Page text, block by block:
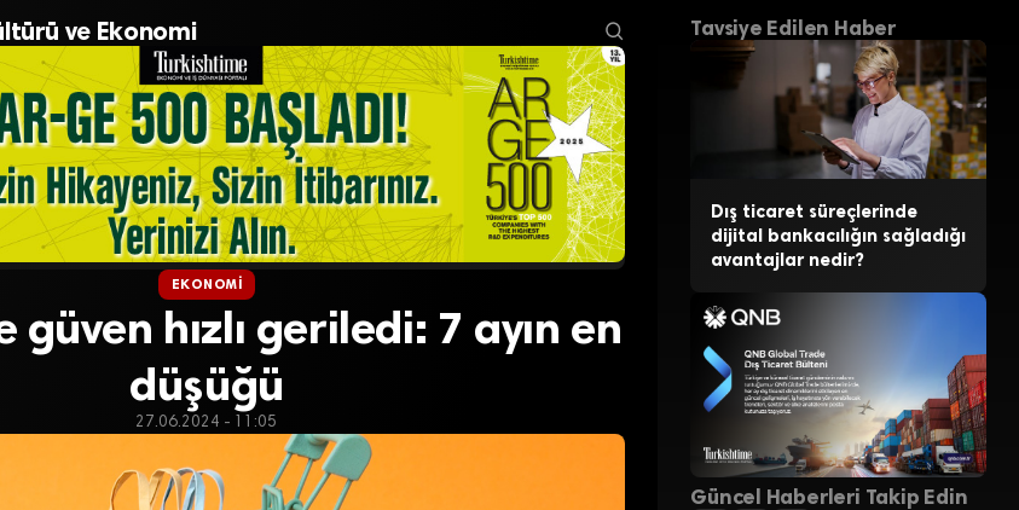
ve Ekonomi
EKONOMI
güven hızlı geriledi: 7 ayın en
düşüğü
27.06.2024 - 11:05
Tavsiye Edilen Haber
Dış ticaret süreçlerinde
dijital bankacılığın sağladığı
avantajlar nedir?
Güncel Haberleri Takip Edin